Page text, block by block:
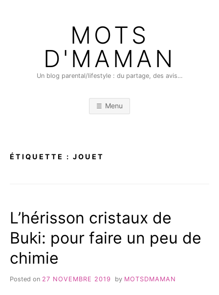
MOTS
D'MAMAN
Un blog parental/lifestyle : du partage, des avis…
Menu
ÉTIQUETTE : JOUET
L’hérisson cristaux de
Buki: pour faire un peu de
chimie
Posted on 27 NOVEMBRE 2019 by MOTSDMAMAN